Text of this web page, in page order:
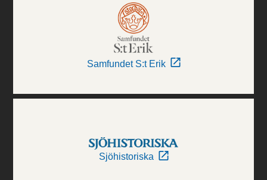
Samfundet S:t Erik
Sjöhistoriska